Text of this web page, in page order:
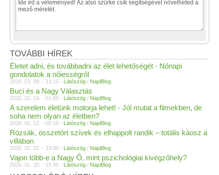
TOVÁBBI HÍREK
Életet adni, és továbbadni az élet lehetőségét - Nőnapi
gondolatok a nőiességről
2026. 03. 08. - 13:15 - Látószög / NapiBlog
Buci és a Nagy Választás
2026. 02. 14. - 01:00 - Látószög / NapiBlog
A szerelem életünk motorja lehet! - Jól mutat a filmekben, de
soha nem olyan az életben?
2026. 02. 12. - 00:10 - Látószög / NapiBlog
Rózsák, összetört szívek és elhappolt randik – totális káosz a
villában
2026. 02. 02. - 23:00 - Látószög / NapiBlog
Vajon több-e a Nagy Ő, mint pszichológiai kivégzőhely?
2026. 01. 30. - 22:45 - Látószög / NapiBlog